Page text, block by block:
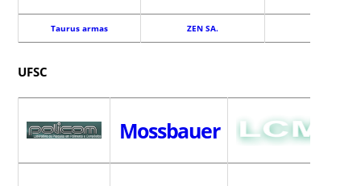
Taurus armas ZEN SA.
UFSC
Mossbauer